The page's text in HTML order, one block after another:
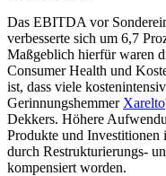
Das EBITDA vor
verbesserte sich um 6,7
Maßgeblich hierfür waren
Consumer Health und
ist, dass viele
Gerinnungshemmer Xarelto
Dekkers. Höhere
Produkte und Investitionen
durch Restrukturierungs-
kompensiert worden.